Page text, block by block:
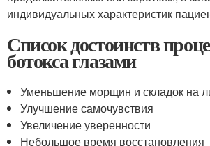
индивидуальных характеристик
Список достоинств
ботокса глазами
Уменьшение морщин и складок на
Улучшение самочувствия
Увеличение уверенности
Небольшое время восстановления